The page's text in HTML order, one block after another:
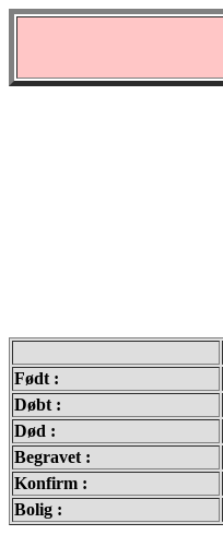
Født :
Døbt :
Død :
Begravet :
Konfirm :
Bolig :